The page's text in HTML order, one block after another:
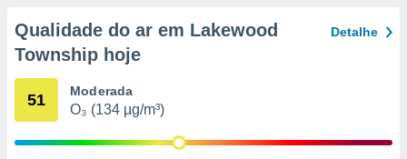
através
Qualidade do ar em Lakewood
Township hoje
Detalhe
51 Moderada
O₃ (134 µg/m³)